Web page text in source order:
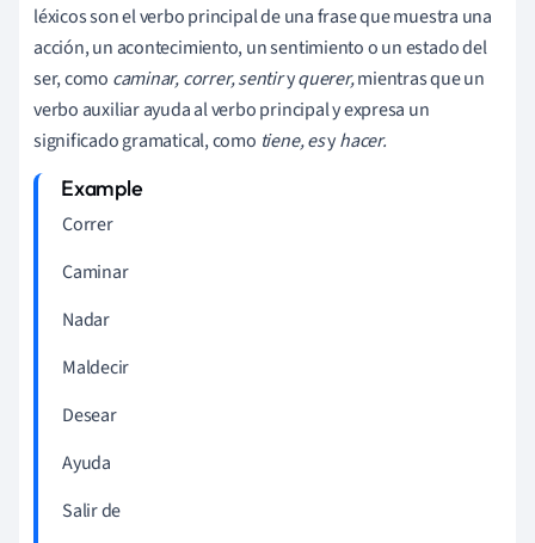
léxicos son el verbo principal de una frase que muestra una
acción, un acontecimiento, un sentimiento o un estado del
ser, como caminar, correr, sentiryquerer,mientras que un
verbo auxiliar ayuda al verbo principal y expresa un
significado gramatical, como tiene, esyhacer.
Correr
Caminar
Nadar
Maldecir
Desear
Ayuda
Salir de